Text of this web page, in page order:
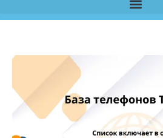
Количество
телефонов
Тайваня
на